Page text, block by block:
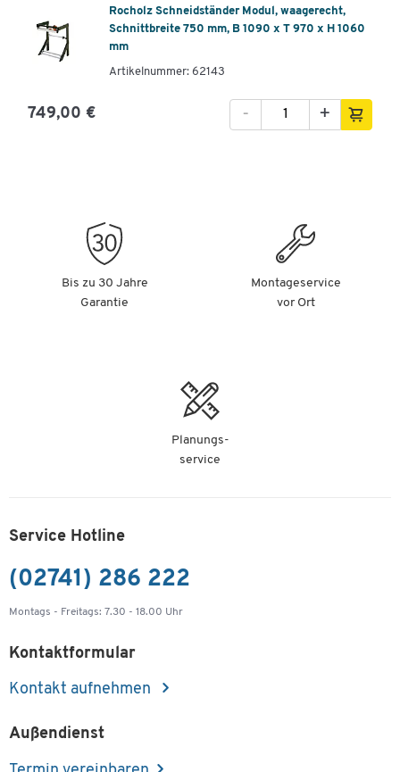
Rocholz Schneidständer Modul, waagerecht,
Schnittbreite 750 mm, B 1090 x T 970 x H 1060
mm
Artikelnummer: 62143
749,00 € +
-
Bis zu 30 Jahre
Garantie
Montageservice
vor Ort
Planungs-
service
Service Hotline
(02741) 286 222
Montags - Freitags: 7.30 - 18.00 Uhr
Kontaktformular
Kontakt aufnehmen
Außendienst